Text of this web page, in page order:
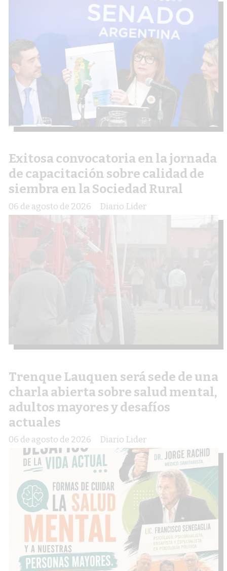
Exitosa convocatoria en la jornada
de capacitación sobre calidad de
siembra en la Sociedad Rural
Diario Lider
06 de agosto de 2026
Trenque Lauquen será sede de una
charla abierta sobre salud mental,
adultos mayores y desafíos
actuales
Diario Lider
06 de agosto de 2026